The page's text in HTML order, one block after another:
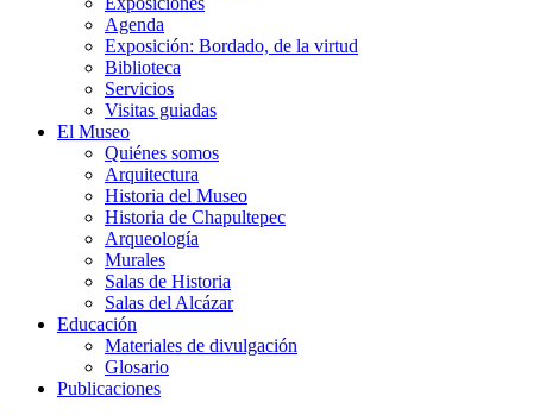
Agenda
Exposición: Bordado, de la virtud
Biblioteca
Servicios
Visitas guiadas
El Museo
Quiénes somos
Arquitectura
Historia del Museo
Historia de Chapultepec
Arqueología
Murales
Salas de Historia
Salas del Alcázar
Educación
Materiales de divulgación
Glosario
Publicaciones